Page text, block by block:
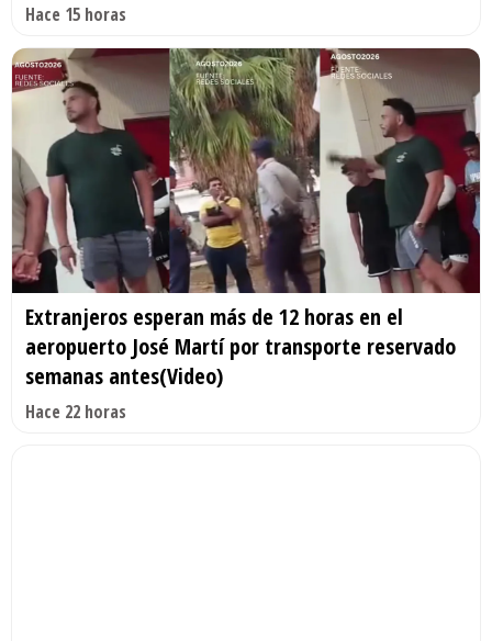
Hace 15 horas
Extranjeros esperan más de 12 horas en el
aeropuerto José Martí por transporte reservado
semanas antes(Video)
Hace 22 horas